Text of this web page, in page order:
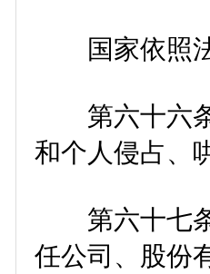
国家依照法
第六十六条
和个人侵占、
第六十七条
任公司、股份